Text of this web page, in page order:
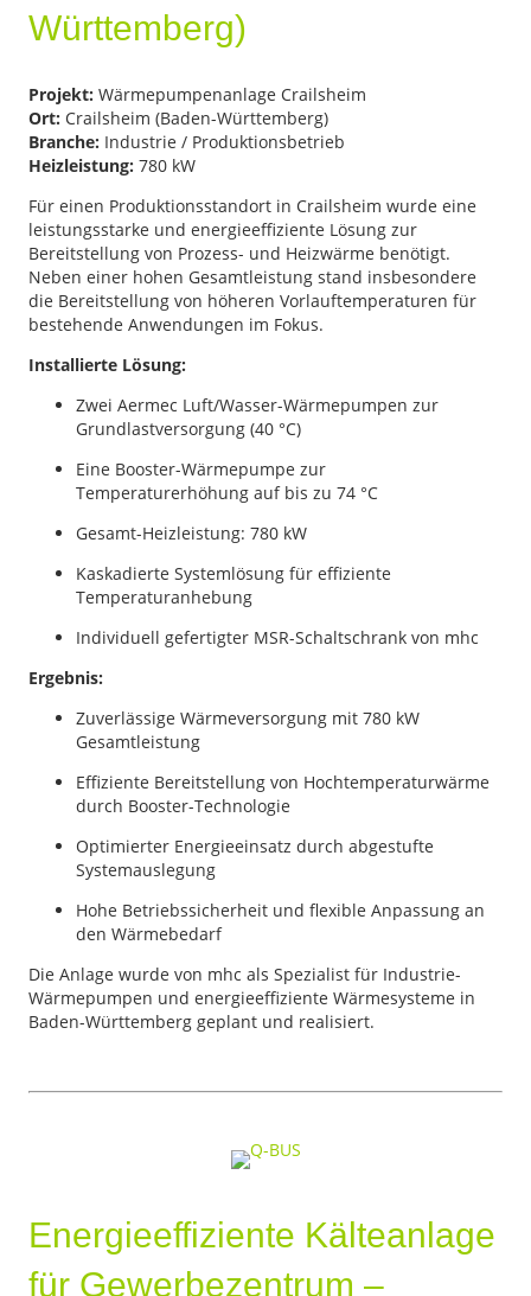
Württemberg)
Projekt: Wärmepumpenanlage Crailsheim
Ort: Crailsheim (Baden-Württemberg)
Branche: Industrie / Produktionsbetrieb
Heizleistung: 780 kW
Für einen Produktionsstandort in Crailsheim wurde eine
leistungsstarke und energieeffiziente Lösung zur
Bereitstellung von Prozess- und Heizwärme benötigt.
Neben einer hohen Gesamtleistung stand insbesondere
die Bereitstellung von höheren Vorlauftemperaturen für
bestehende Anwendungen im Fokus.
Installierte Lösung:
Zwei Aermec Luft/Wasser-Wärmepumpen zur
Grundlastversorgung (40 °C)
Eine Booster-Wärmepumpe zur
Temperaturerhöhung auf bis zu 74 °C
Gesamt-Heizleistung: 780 kW
Kaskadierte Systemlösung für effiziente
Temperaturanhebung
Individuell gefertigter MSR-Schaltschrank von mhc
Ergebnis:
Zuverlässige Wärmeversorgung mit 780 kW
Gesamtleistung
Effiziente Bereitstellung von Hochtemperaturwärme
durch Booster-Technologie
Optimierter Energieeinsatz durch abgestufte
Systemauslegung
Hohe Betriebssicherheit und flexible Anpassung an
den Wärmebedarf
Die Anlage wurde von mhc als Spezialist für Industrie-
Wärmepumpen und energieeffiziente Wärmesysteme in
Baden-Württemberg geplant und realisiert.
Energieeffiziente Kälteanlage
für Gewerbezentrum –